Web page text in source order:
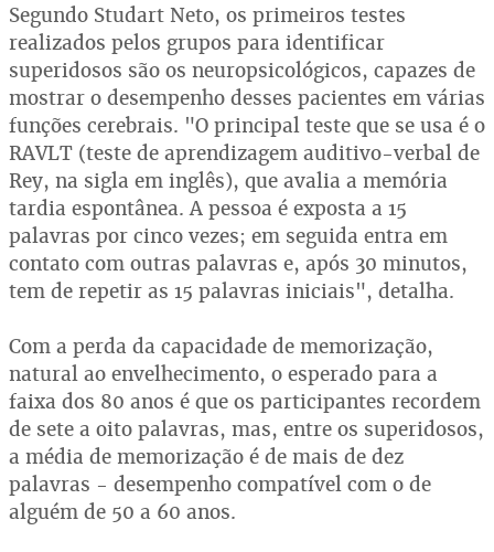
Segundo Studart Neto, os primeiros testes
realizados pelos grupos para identificar
superidosos são os neuropsicológicos, capazes de
mostrar o desempenho desses pacientes em várias
funções cerebrais. "O principal teste que se usa é o
RAVLT (teste de aprendizagem auditivo-verbal de
Rey, na sigla em inglês), que avalia a memória
tardia espontânea. A pessoa é exposta a 15
palavras por cinco vezes; em seguida entra em
contato com outras palavras e, após 30 minutos,
tem de repetir as 15 palavras iniciais", detalha.
Com a perda da capacidade de memorização,
natural ao envelhecimento, o esperado para a
faixa dos 80 anos é que os participantes recordem
de sete a oito palavras, mas, entre os superidosos,
a média de memorização é de mais de dez
palavras - desempenho compatível com o de
alguém de 50 a 60 anos.